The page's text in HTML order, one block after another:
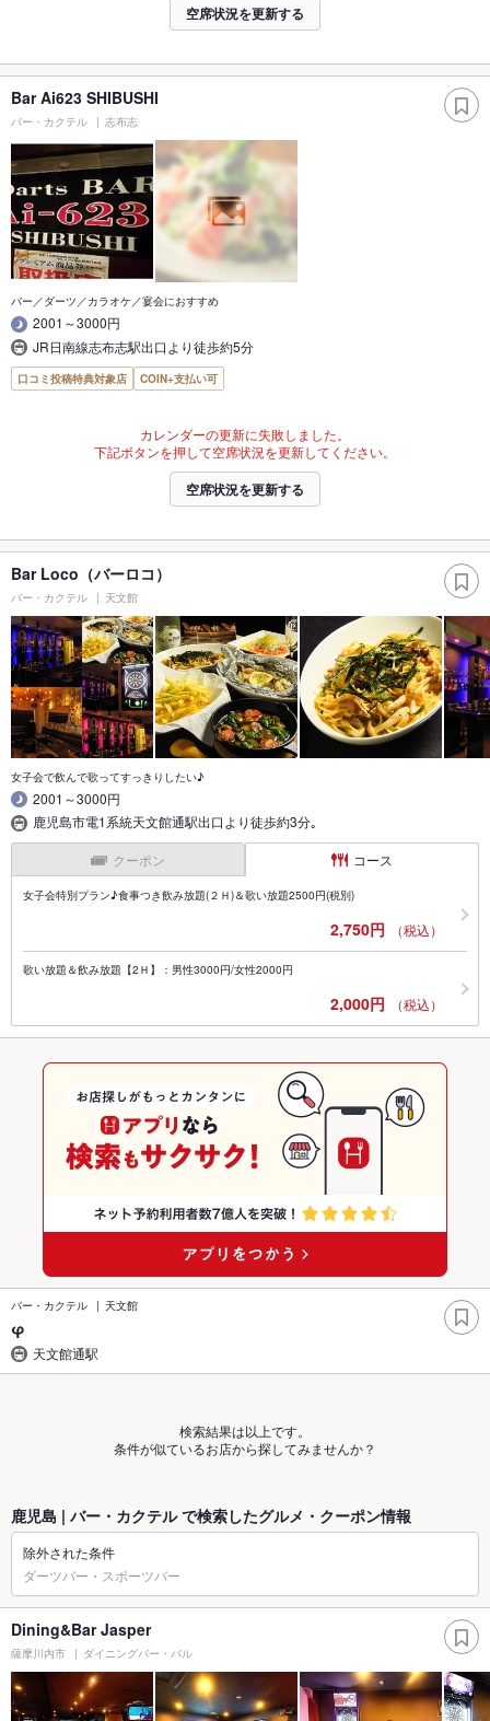
空席状況を更新する
Bar Ai623 SHIBUSHI
バー・カクテル 志布志
バー／ダーツ／カラオケ／宴会におすすめ
2001～3000円
JR日南線志布志駅出口より徒歩約5分
口コミ投稿特典対象店 COIN+支払い可
カレンダーの更新に失敗しました。
下記ボタンを押して空席状況を更新してください。
空席状況を更新する
Bar Loco（バーロコ）
バー・カクテル 天文館
女子会で飲んで歌ってすっきりしたい♪
2001～3000円
鹿児島市電1系統天文館通駅出口より徒歩約3分｡
クーポン コース
女子会特別プラン♪食事つき飲み放題(２Ｈ)＆歌い放題2500円(税別)
2,750円 （税込）
歌い放題＆飲み放題【2Ｈ】：男性3000円/女性2000円
2,000円 （税込）
バー・カクテル 天文館
φ
天文館通駅
検索結果は以上です。
条件が似ているお店から探してみませんか？
鹿児島 | バー・カクテル で検索したグルメ・クーポン情報
除外された条件
ダーツバー・スポーツバー
Dining&Bar Jasper
薩摩川内市 ダイニングバー・バル